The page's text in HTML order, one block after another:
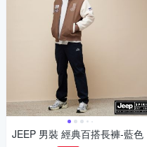
JEEP 男裝 經典百搭長褲-藍色